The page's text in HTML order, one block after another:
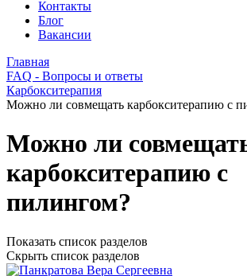
Контакты
Блог
Вакансии
Главная
FAQ - Вопросы и ответы
Карбокситерапия
Можно ли совмещать карбокситерапию с
Можно ли
карбокситерапию с
пилингом?
Показать список разделов
Скрыть список разделов